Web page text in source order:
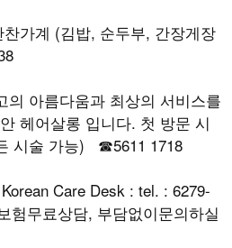
가계 (김밥, 순두부, 간장게장
아름다움과 최상의 서비스를
헤어살롱 입니다. 첫 방문 시
시술 가능) ☎5611 1718
Care Desk : tel. : 6279-
험무료상담, 부담없이문의하실